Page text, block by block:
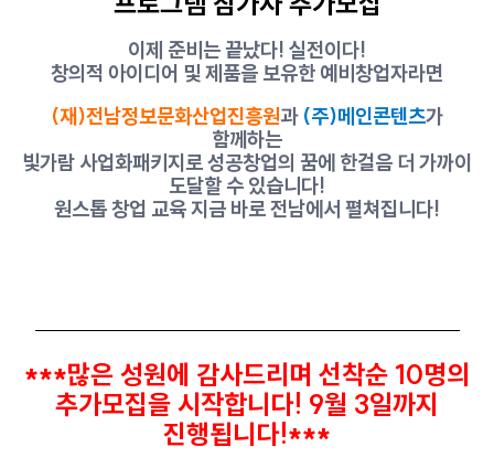
이제 준비는 끝났다! 실전이다!
창의적 아이디어 및 제품을 보유한 예비창업자라면
(재)전남정보문화산업진흥원과 (주)메인콘텐츠가
함께하는
빛가람 사업화패키지로 성공창업의 꿈에 한걸음 더 가까이
도달할 수 있습니다!
원스톱 창업 교육 지금 바로 전남에서 펼쳐집니다!
-------------------------------------------------------
***많은 성원에 감사드리며 선착순 10명의
추가모집을 시작합니다! 9월 3일까지
진행됩니다!***